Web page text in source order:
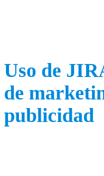
Uso de
de
publicidad